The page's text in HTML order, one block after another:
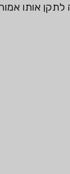
אותו